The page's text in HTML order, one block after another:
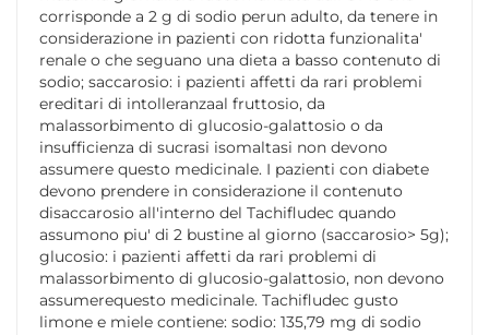
corrisponde a 2 g di sodio perun adulto, da tenere in
considerazione in pazienti con ridotta funzionalita'
renale o che seguano una dieta a basso contenuto di
sodio; saccarosio: i pazienti affetti da rari problemi
ereditari di intolleranzaal fruttosio, da
malassorbimento di glucosio-galattosio o da
insufficienza di sucrasi isomaltasi non devono
assumere questo medicinale. I pazienti con diabete
devono prendere in considerazione il contenuto
disaccarosio all'interno del Tachifludec quando
assumono piu' di 2 bustine al giorno (saccarosio> 5g);
glucosio: i pazienti affetti da rari problemi di
malassorbimento di glucosio-galattosio, non devono
assumerequesto medicinale. Tachifludec gusto
limone e miele contiene: sodio: 135,79 mg di sodio